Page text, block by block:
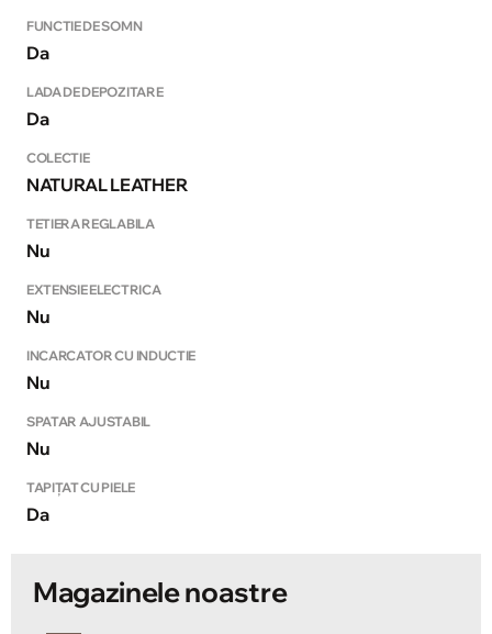
FUNCTIE DE SOMN
Da
LADA DE DEPOZITARE
Da
COLECTIE
NATURAL LEATHER
TETIERA REGLABILA
Nu
EXTENSIE ELECTRICA
Nu
INCARCATOR CU INDUCTIE
Nu
SPATAR AJUSTABIL
Nu
TAPIȚAT CU PIELE
Da
Magazinele noastre